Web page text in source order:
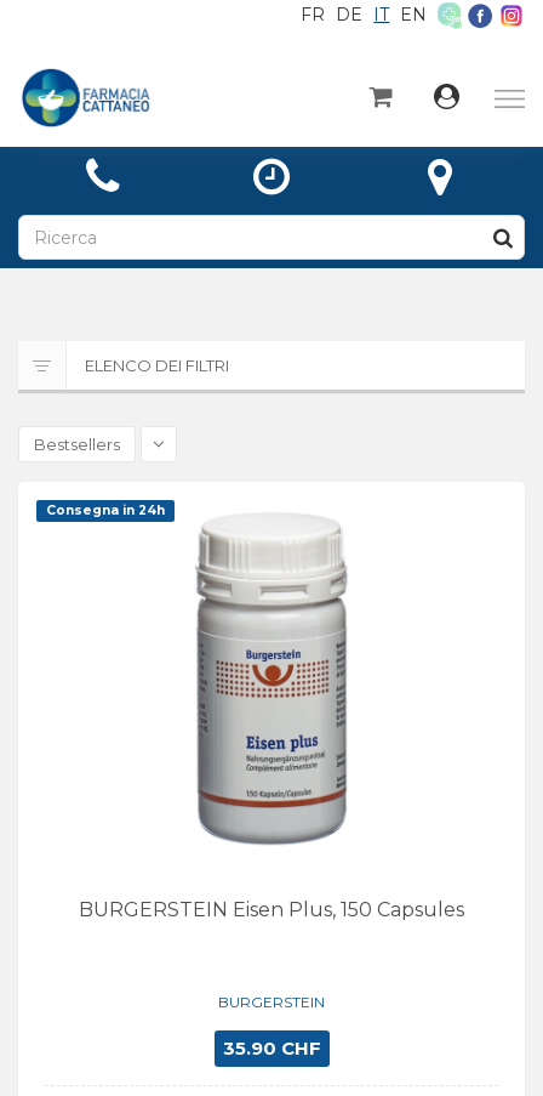
FR DE IT EN
Home
Categorie
Notizie
A proposito di
RicettaELENCO DEI FILTRI
Bestsellers
Consegna in 24h
BURGERSTEIN Eisen Plus, 150 Capsules
BURGERSTEIN
35.90 CHF